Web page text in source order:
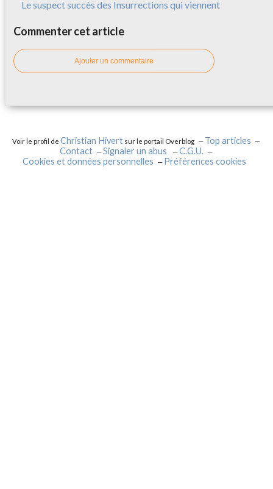
Le suspect succès des Insurrections qui viennent
Commenter cet article
Ajouter un commentaire
Voir le profil deChristian Hivert sur le portail Overblog
Top articles
Contact
Signaler un abus
C.G.U.
Cookies et données personnelles
Préférences cookies